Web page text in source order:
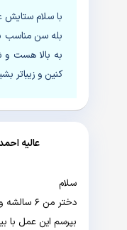
با سلام ستایش
به بالا هست
کنین و زیباتر
عالیه
سلام
دختر من
بپرسم این عمل با